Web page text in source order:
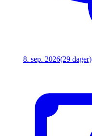
8. sep. 2026(29 dager)